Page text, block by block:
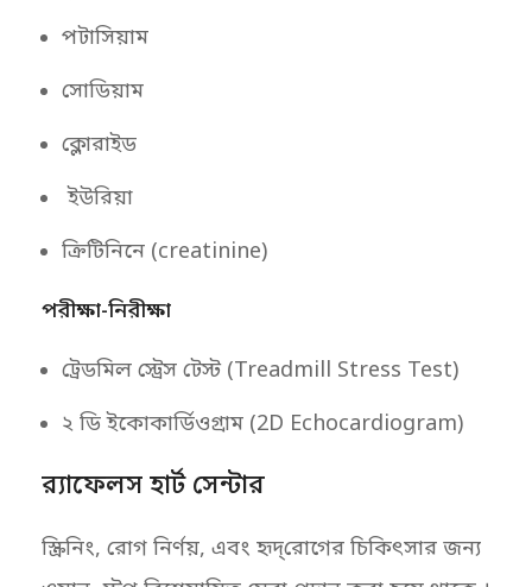
পটাসিয়াম
সোডিয়াম
ক্লোরাইড
ইউরিয়া
ক্রিটিনিনে ​(creatinine)
পরীক্ষা-নিরীক্ষা
ট্রেডমিল স্ট্রেস টেস্ট (Treadmill Stress Test)
২ ডি ইকোকার্ডিওগ্রাম (2D Echocardiogram)
র‌্যাফেলস হার্ট সেন্টার
স্ক্রিনিং, রোগ নির্ণয়, এবং হৃদ্‌রোগের চিকিৎসার জন্য